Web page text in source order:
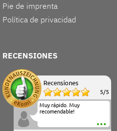
Pie de imprenta
Política de privacidad
RECENSIONES
Recensiones
5/5
Muy rápido. Muy
recomendable!